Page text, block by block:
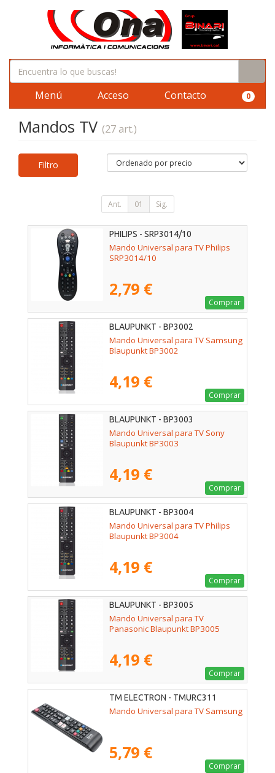
Menú Acceso Contacto 0
Mandos TV (27 art.)
Filtro
Ant. 01 Sig.
PHILIPS - SRP3014/10
Mando Universal para TV Philips
SRP3014/10
2,79 €
Comprar
BLAUPUNKT - BP3002
Mando Universal para TV Samsung
Blaupunkt BP3002
4,19 €
Comprar
BLAUPUNKT - BP3003
Mando Universal para TV Sony
Blaupunkt BP3003
4,19 €
Comprar
BLAUPUNKT - BP3004
Mando Universal para TV Philips
Blaupunkt BP3004
4,19 €
Comprar
BLAUPUNKT - BP3005
Mando Universal para TV
Panasonic Blaupunkt BP3005
4,19 €
Comprar
TM ELECTRON - TMURC311
Mando Universal para TV Samsung
5,79 €
Comprar